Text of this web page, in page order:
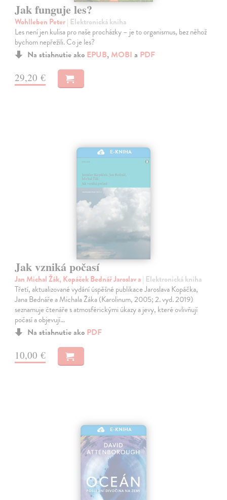
Jak funguje les?
Wohlleben Peter| Elektronická kniha
Les není jen kulisa pro naše procházky – je to organismus, bez něhož
bychom nepřežili. Co je les?
Na stiahnutie ako EPUB, MOBI a PDF
29,20 €
E-KNIHA
Jak vzniká počasí
Jan Michal Žák, Kopáček Bednář Jaroslav a| Elektronická kniha
Třetí, aktualizované vydání úspěšné publikace Jaroslava Kopáčka,
Jana Bednáře a Michala Žáka (Karolinum, 2005; 2. vyd. 2019)
seznamuje čtenáře s atmosférickými úkazy a jevy, které ovlivňují
počasí a objevují…
Na stiahnutie ako PDF
10,00 €
E-KNIHA